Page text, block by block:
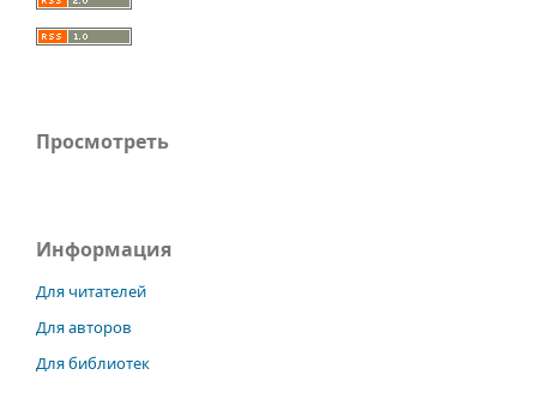
Просмотреть
Информация
Для читателей
Для авторов
Для библиотек